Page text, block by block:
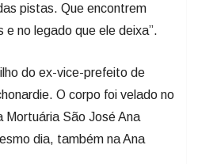
pistas. Que encontrem
no legado que ele deixa”.
do ex-vice-prefeito de
O corpo foi velado no
Mortuária São José Ana
dia, também na Ana